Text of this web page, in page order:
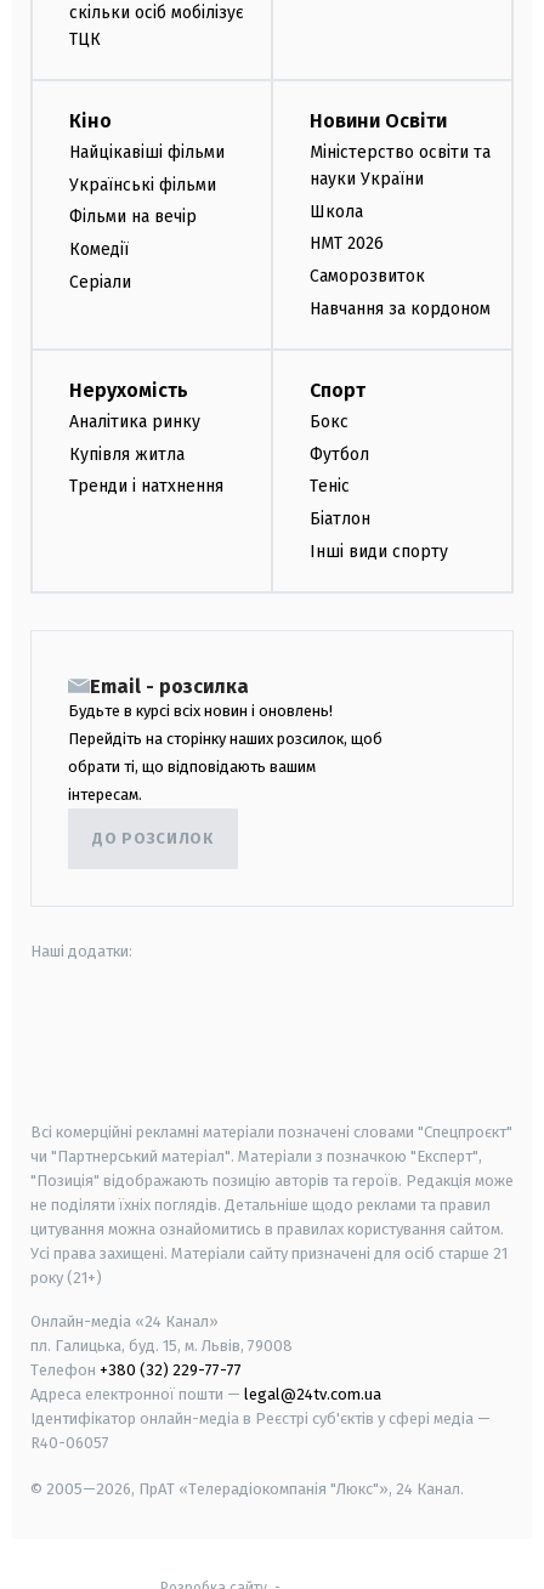
скільки осіб мобілізує
ТЦК
Кіно
Найцікавіші фільми
Українські фільми
Фільми на вечір
Комедії
Серіали
Новини Освіти
Міністерство освіти та
науки України
Школа
НМТ 2026
Саморозвиток
Навчання за кордоном
Нерухомість
Аналітика ринку
Купівля житла
Тренди і натхнення
Спорт
Бокс
Футбол
Теніс
Біатлон
Інші види спорту
Email - розсилка
Будьте в курсі всіх новин і оновлень!
Перейдіть на сторінку наших розсилок, щоб
обрати ті, що відповідають вашим
інтересам.
ДО РОЗСИЛОК
Наші додатки:
Всі комерційні рекламні матеріали позначені словами "Спецпроєкт"
чи "Партнерський матеріал". Матеріали з позначкою "Експерт",
"Позиція" відображають позицію авторів та героїв. Редакція може
не поділяти їхніх поглядів. Детальніше щодо реклами та правил
цитування можна ознайомитись в правилах користування сайтом.
Усі права захищені. Матеріали сайту призначені для осіб старше 21
року (21+)
Онлайн-медіа «24 Канал»
пл. Галицька, буд. 15, м. Львів, 79008
Телефон +380 (32) 229-77-77
Адреса електронної пошти — legal@24tv.com.ua
Ідентифікатор онлайн-медіа в Реєстрі суб'єктів у сфері медіа —
R40-06057
© 2005—2026, ПрАТ «Телерадіокомпанія "Люкс"», 24 Канал.